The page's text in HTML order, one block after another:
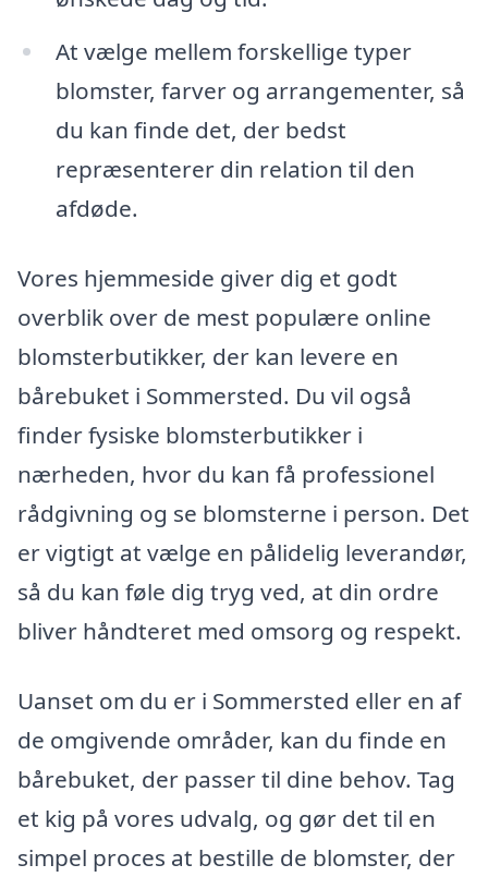
At vælge mellem forskellige typer
blomster, farver og arrangementer, så
du kan finde det, der bedst
repræsenterer din relation til den
afdøde.
Vores hjemmeside giver dig et godt
overblik over de mest populære online
blomsterbutikker, der kan levere en
bårebuket i Sommersted. Du vil også
finder fysiske blomsterbutikker i
nærheden, hvor du kan få professionel
rådgivning og se blomsterne i person. Det
er vigtigt at vælge en pålidelig leverandør,
så du kan føle dig tryg ved, at din ordre
bliver håndteret med omsorg og respekt.
Uanset om du er i Sommersted eller en af
de omgivende områder, kan du finde en
bårebuket, der passer til dine behov. Tag
et kig på vores udvalg, og gør det til en
simpel proces at bestille de blomster, der